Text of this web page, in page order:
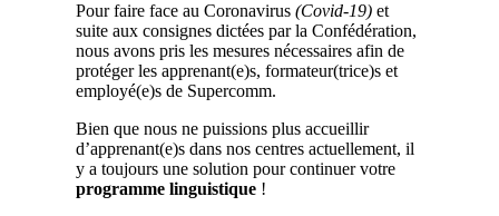
Pour faire face au Coronavirus (Covid-19)et
suite aux consignes dictées par la Confédération,
nous avons pris les mesures nécessaires afin de
protéger les apprenant(e)s, formateur(trice)s et
employé(e)s de Supercomm.
Bien que nous ne puissions plus accueillir
d’apprenant(e)s dans nos centres actuellement, il
y a toujours une solution pour continuer votre
programme linguistique!